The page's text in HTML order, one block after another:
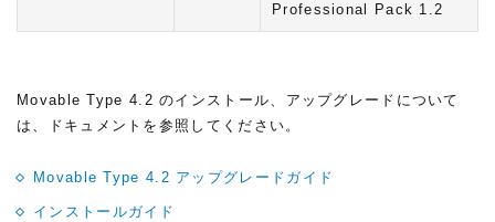
Professional Pack 1.2
Movable Type 4.2 のインストール、アップグレードについて
は、ドキュメントを参照してください。
Movable Type 4.2 アップグレードガイド
インストールガイド